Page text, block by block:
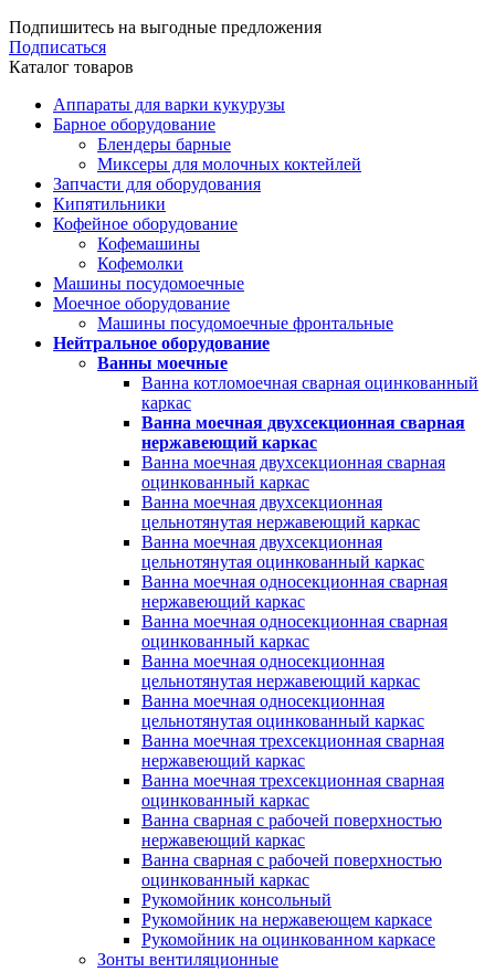
Подпишитесь на выгодные предложения
Подписаться
Каталог товаров
Аппараты для варки кукурузы
Барное оборудование
Блендеры барные
Миксеры для молочных коктейлей
Запчасти для оборудования
Кипятильники
Кофейное оборудование
Кофемашины
Кофемолки
Машины посудомоечные
Моечное оборудование
Машины посудомоечные фронтальные
Нейтральное оборудование
Ванны моечные
Ванна котломоечная сварная оцинкованный
каркас
Ванна моечная двухсекционная сварная
нержавеющий каркас
Ванна моечная двухсекционная сварная
оцинкованный каркас
Ванна моечная двухсекционная
цельнотянутая нержавеющий каркас
Ванна моечная двухсекционная
цельнотянутая оцинкованный каркас
Ванна моечная односекционная сварная
нержавеющий каркас
Ванна моечная односекционная сварная
оцинкованный каркас
Ванна моечная односекционная
цельнотянутая нержавеющий каркас
Ванна моечная односекционная
цельнотянутая оцинкованный каркас
Ванна моечная трехсекционная сварная
нержавеющий каркас
Ванна моечная трехсекционная сварная
оцинкованный каркас
Ванна сварная с рабочей поверхностью
нержавеющий каркас
Ванна сварная с рабочей поверхностью
оцинкованный каркас
Рукомойник консольный
Рукомойник на нержавеющем каркасе
Рукомойник на оцинкованном каркасе
Зонты вентиляционные